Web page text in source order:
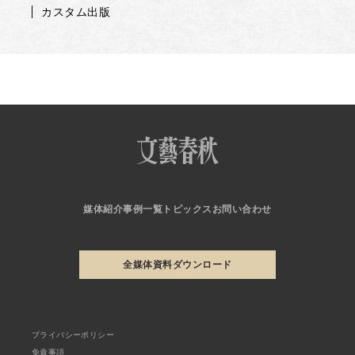
カスタム出版
媒体紹介事例一覧 トピックス お問い合わせ
全媒体資料ダウンロード
プライバシーポリシー
免責事項